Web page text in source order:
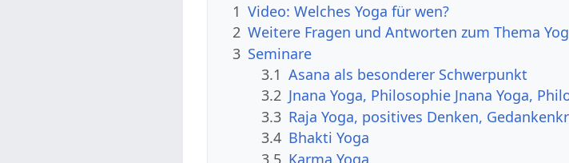
1 Video: Welches Yoga für wen?
2 Weitere Fragen und Antworten zum Thema
3 Seminare
3.1 Asana als besonderer Schwerpunkt
3.2 Jnana Yoga, Philosophie Jnana Yoga,
3.3 Raja Yoga, positives Denken,
3.4 Bhakti Yoga
3.5 Karma Yoga